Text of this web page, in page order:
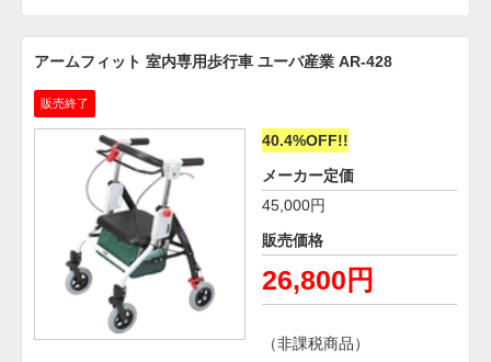
アームフィット 室内専用歩行車 ユーバ産業 AR-428
販売終了
40.4%OFF!!
メーカー定価
45,000円
販売価格
26,800円
（非課税商品）